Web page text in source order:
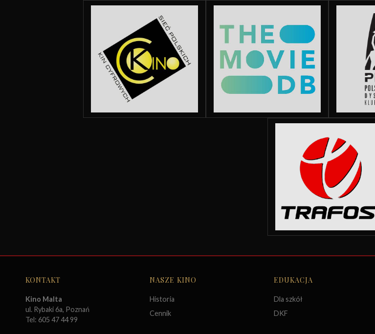
KONTAKT
Kino Malta
ul. Rybaki 6a, Poznań
Tel: 605 47 44 99
NASZE KINO
Historia
Cennik
EDUKACJA
Dla szkół
DKF